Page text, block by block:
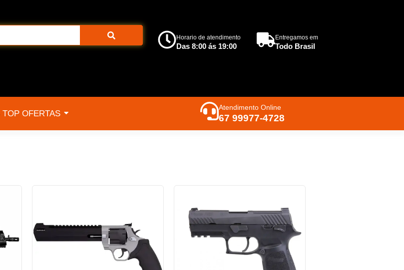
Horario de atendimento
Das 8:00 ás 19:00
Entregamos em
Todo Brasil
TOP OFERTAS
Atendimento Online
67 99977-4728